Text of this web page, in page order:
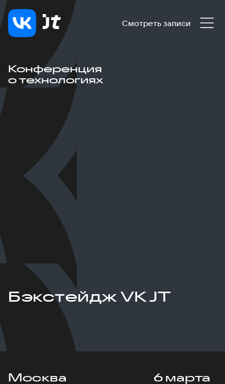
Смотреть записи
Конференция
о технологиях
Бэкстейдж VK JT
Москва
6 марта